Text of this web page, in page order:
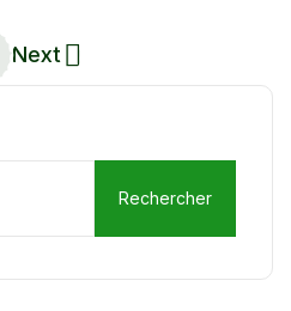
Next
Rechercher